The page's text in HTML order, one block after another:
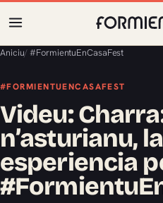
Aniciu/ #FormientuEnCasaFest
#FORMIENTUENCASAFEST
Videu:
n’asturianu,
esperiencia